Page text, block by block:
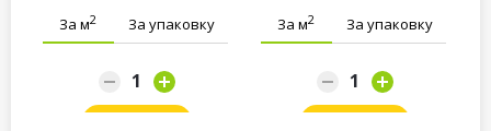
За м2 За упаковку За м2 За упаковку